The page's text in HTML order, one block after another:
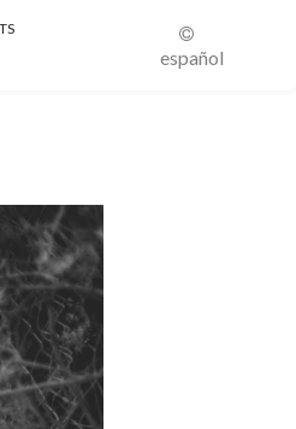
español